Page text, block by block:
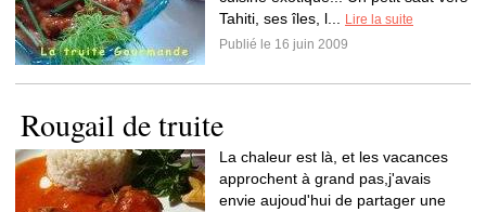
Tahiti, ses îles, l...
Lire la suite
Publié le 16 juin 2009
Rougail de truite
La chaleur est là, et les vacances
approchent à grand pas,j'avais
envie aujoud'hui de partager une